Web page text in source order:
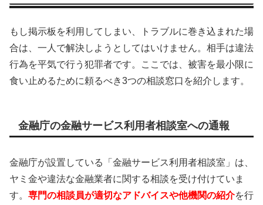
もし掲示板を利用してしまい、トラブルに巻き込まれた場
合は、一人で解決しようとしてはいけません。相手は違法
行為を平気で行う犯罪者です。ここでは、被害を最小限に
食い止めるために頼るべき3つの相談窓口を紹介します。
金融庁の金融サービス利用者相談室への通報
金融庁が設置している「金融サービス利用者相談室」は、
ヤミ金や違法な金融業者に関する相談を受け付けていま
す。 専門の相談員が適切なアドバイスや他機関の紹介を行